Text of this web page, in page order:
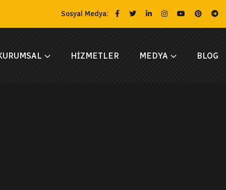
Sosyal Medya:
HIZMETLER MEDYA BLOG